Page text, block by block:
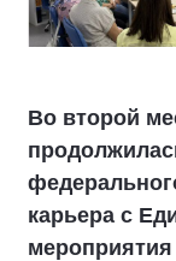
Во второй
карьера с